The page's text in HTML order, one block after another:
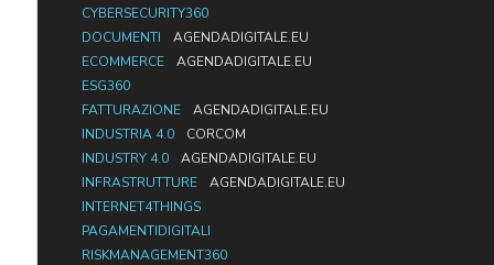
CYBERSECURITY360
DOCUMENTI
AGENDADIGITALE.EU
ECOMMERCE
AGENDADIGITALE.EU
ESG360
FATTURAZIONE
AGENDADIGITALE.EU
INDUSTRIA 4.0
CORCOM
INDUSTRY 4.0
AGENDADIGITALE.EU
INFRASTRUTTURE
AGENDADIGITALE.EU
INTERNET4THINGS
PAGAMENTIDIGITALI
RISKMANAGEMENT360